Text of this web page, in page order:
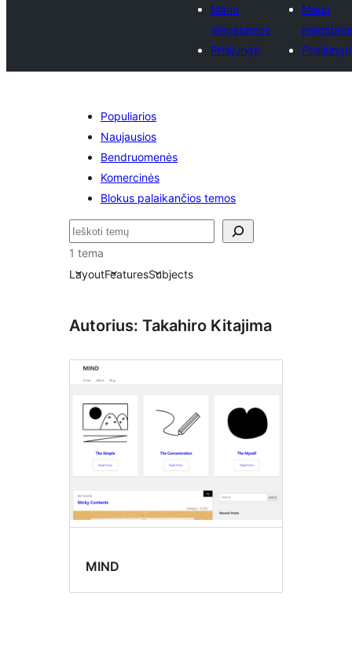
Mano
mėgstamos
Prisijungti
Mano
Prisijungti
Populiarios
Naujausios
Bendruomenės
Komercinės
Blokus palaikančios temos
Paieška
1 tema
LayoutFeaturesSubjects
Autorius: Takahiro Kitajima
MIND